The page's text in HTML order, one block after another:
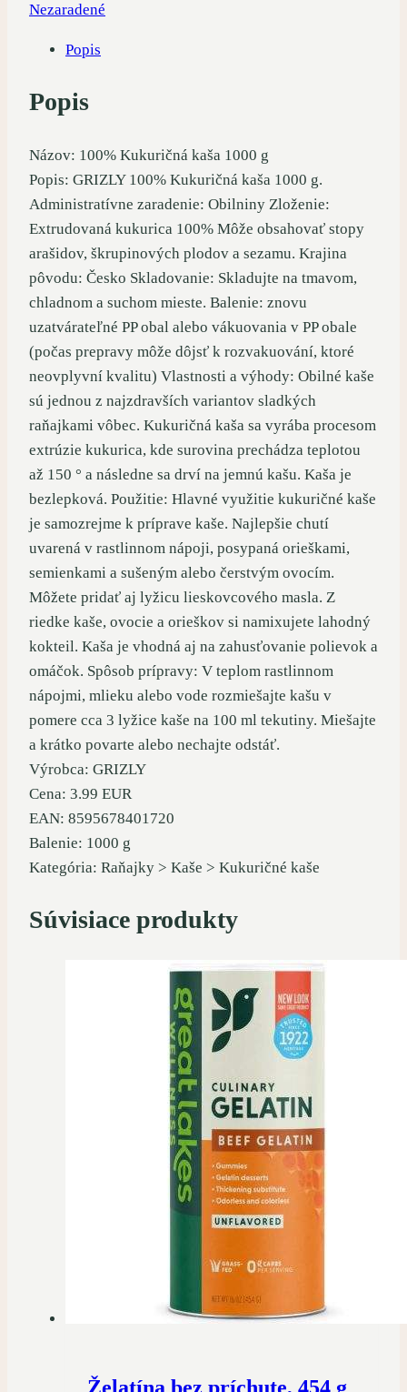
Nezaradené
Popis
Popis
Názov: 100% Kukuričná kaša 1000 g
Popis: GRIZLY 100% Kukuričná kaša 1000 g.
Administratívne zaradenie: Obilniny Zloženie:
Extrudovaná kukurica 100% Môže obsahovať stopy
arašidov, škrupinových plodov a sezamu. Krajina
pôvodu: Česko Skladovanie: Skladujte na tmavom,
chladnom a suchom mieste. Balenie: znovu
uzatvárateľné PP obal alebo vákuovania v PP obale
(počas prepravy môže dôjsť k rozvakuování, ktoré
neovplyvní kvalitu) Vlastnosti a výhody: Obilné kaše
sú jednou z najzdravších variantov sladkých
raňajkami vôbec. Kukuričná kaša sa vyrába procesom
extrúzie kukurica, kde surovina prechádza teplotou
až 150 ° a následne sa drví na jemnú kašu. Kaša je
bezlepková. Použitie: Hlavné využitie kukuričné kaše
je samozrejme k príprave kaše. Najlepšie chutí
uvarená v rastlinnom nápoji, posypaná orieškami,
semienkami a sušeným alebo čerstvým ovocím.
Môžete pridať aj lyžicu lieskovcového masla. Z
riedke kaše, ovocie a orieškov si namixujete lahodný
kokteil. Kaša je vhodná aj na zahusťovanie polievok a
omáčok. Spôsob prípravy: V teplom rastlinnom
nápojmi, mlieku alebo vode rozmiešajte kašu v
pomere cca 3 lyžice kaše na 100 ml tekutiny. Miešajte
a krátko povarte alebo nechajte odstáť.
Výrobca: GRIZLY
Cena: 3.99 EUR
EAN: 8595678401720
Balenie: 1000 g
Kategória: Raňajky > Kaše > Kukuričné kaše
Súvisiace produkty